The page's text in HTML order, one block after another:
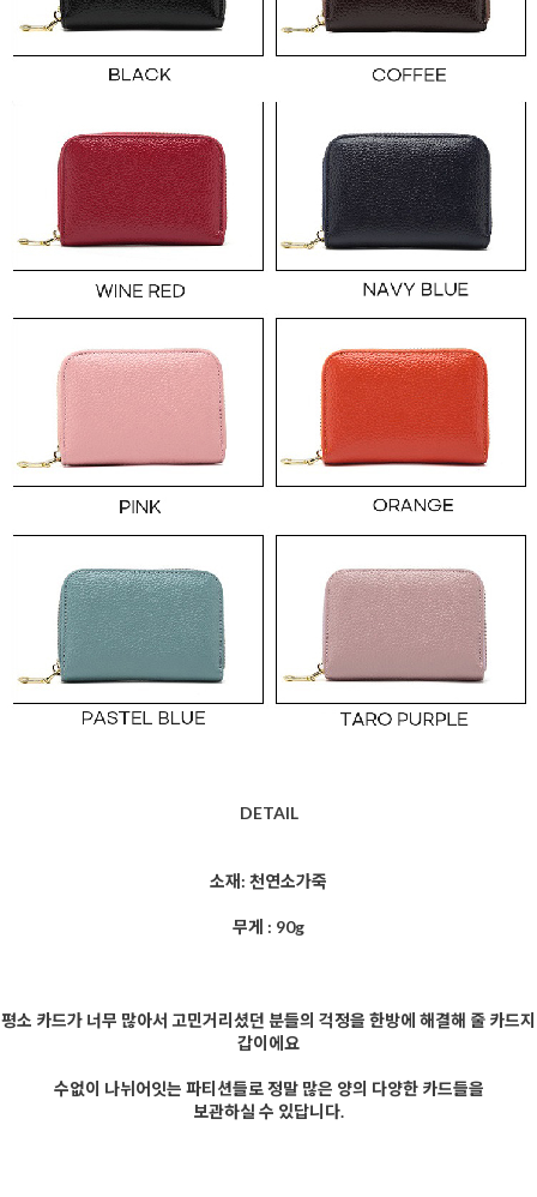
DETAIL
소재: 천연소가죽
무게 : 90g
평소 카드가 너무 많아서 고민거리셨던 분들의 걱정을 한방에 해결해 줄 카드지
갑이에요
수없이 나뉘어잇는 파티션들로 정말 많은 양의 다양한 카드들을
보관하실 수 있답니다.